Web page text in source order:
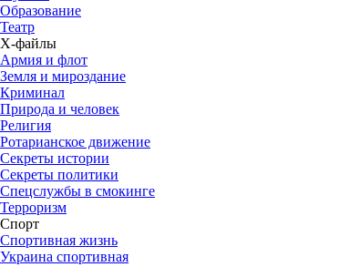
Образование
Театр
Х-файлы
Армия и флот
Земля и мироздание
Криминал
Природа и человек
Религия
Ротарианское движение
Секреты истории
Секреты политики
Спецслужбы в смокинге
Терроризм
Спорт
Спортивная жизнь
Украина спортивная